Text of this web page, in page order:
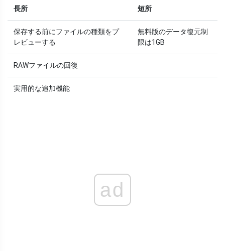
長所 短所
保存する前にファイルの種類をプ
レビューする
無料版のデータ復元制
限は1GB
RAWファイルの回復
実用的な追加機能
ad